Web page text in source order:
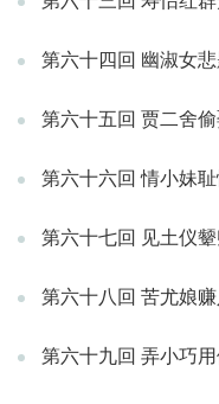
第六十四回 幽淑女
第六十五回 贾二舍
第六十六回 情小妹
第六十七回 见土仪
第六十八回 苦尤娘
第六十九回 弄小巧